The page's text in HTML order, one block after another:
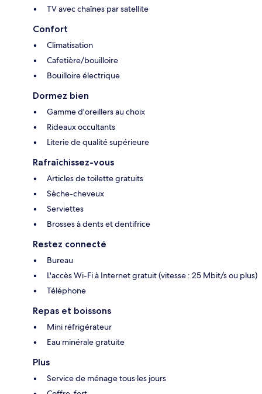
TV avec chaînes par satellite
Confort
Climatisation
Cafetière/bouilloire
Bouilloire électrique
Dormez bien
Gamme d'oreillers au choix
Rideaux occultants
Literie de qualité supérieure
Rafraîchissez-vous
Articles de toilette gratuits
Sèche-cheveux
Serviettes
Brosses à dents et dentifrice
Restez connecté
Bureau
L'accès Wi-Fi à Internet gratuit (vitesse : 25 Mbit/s ou plus)
Téléphone
Repas et boissons
Mini réfrigérateur
Eau minérale gratuite
Plus
Service de ménage tous les jours